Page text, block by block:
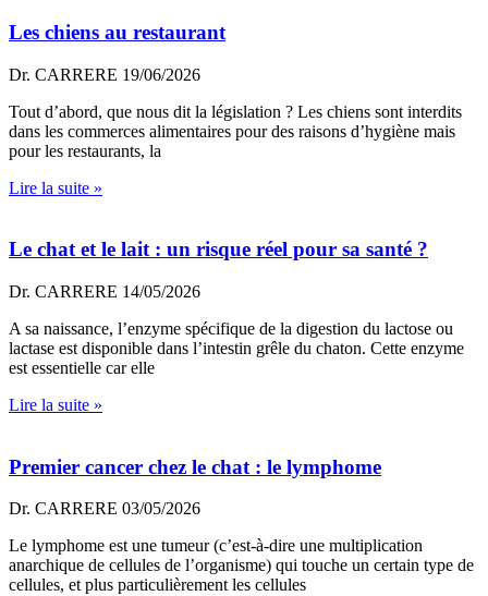
Les chiens au restaurant
Dr. CARRERE 19/06/2026
Tout d’abord, que nous dit la législation ? Les chiens sont interdits
dans les commerces alimentaires pour des raisons d’hygiène mais
pour les restaurants, la
Lire la suite »
Le chat et le lait : un risque réel pour sa santé ?
Dr. CARRERE 14/05/2026
A sa naissance, l’enzyme spécifique de la digestion du lactose ou
lactase est disponible dans l’intestin grêle du chaton. Cette enzyme
est essentielle car elle
Lire la suite »
Premier cancer chez le chat : le lymphome
Dr. CARRERE 03/05/2026
Le lymphome est une tumeur (c’est-à-dire une multiplication
anarchique de cellules de l’organisme) qui touche un certain type de
cellules, et plus particulièrement les cellules